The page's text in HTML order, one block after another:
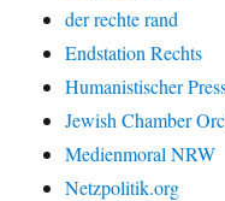
der rechte rand
Endstation Rechts
Humanistischer
Jewish Chamber
Medienmoral NRW
Netzpolitik.org